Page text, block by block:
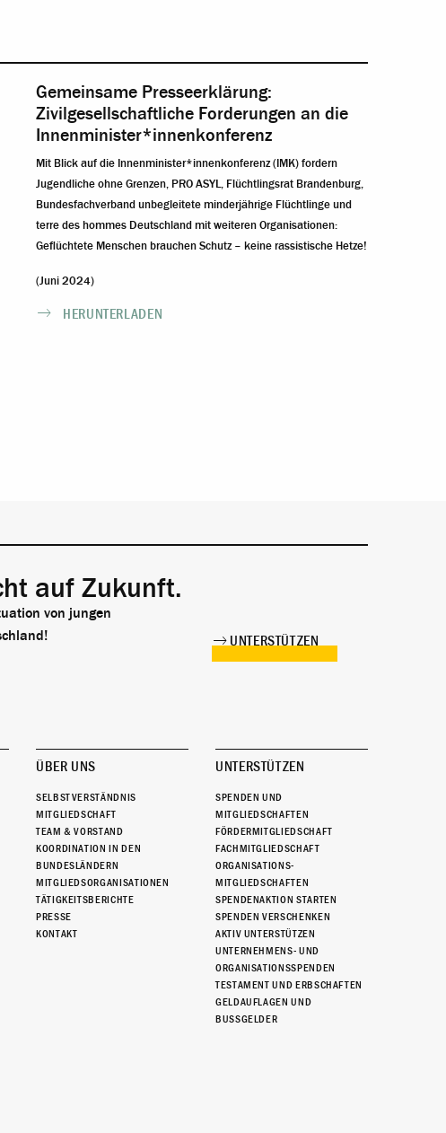
Gemeinsame Presseerklärung:
Zivilgesellschaftliche Forderungen an die
Innenminister*innenkonferenz
Mit Blick auf die Innenminister*innenkonferenz (IMK) fordern
Jugendliche ohne Grenzen, PRO ASYL, Flüchtlingsrat Brandenburg,
Bundesfachverband unbegleitete minderjährige Flüchtlinge und
terre des hommes Deutschland mit weiteren Organisationen:
Geflüchtete Menschen brauchen Schutz – keine rassistische Hetze!
(Juni 2024)
HERUNTERLADEN
auf Zukunft.
von jungen
UNTERSTÜTZEN
ÜBER UNS
SELBSTVERSTÄNDNIS
MITGLIEDSCHAFT
TEAM & VORSTAND
KOORDINATION IN DEN
BUNDESLÄNDERN
MITGLIEDSORGANISATIONEN
TÄTIGKEITSBERICHTE
PRESSE
KONTAKT
UNTERSTÜTZEN
SPENDEN UND
MITGLIEDSCHAFTEN
FÖRDERMITGLIEDSCHAFT
FACHMITGLIEDSCHAFT
ORGANISATIONS-
MITGLIEDSCHAFTEN
SPENDENAKTION STARTEN
SPENDEN VERSCHENKEN
AKTIV UNTERSTÜTZEN
UNTERNEHMENS- UND
ORGANISATIONSSPENDEN
TESTAMENT UND ERBSCHAFTEN
GELDAUFLAGEN UND
BUSSGELDER